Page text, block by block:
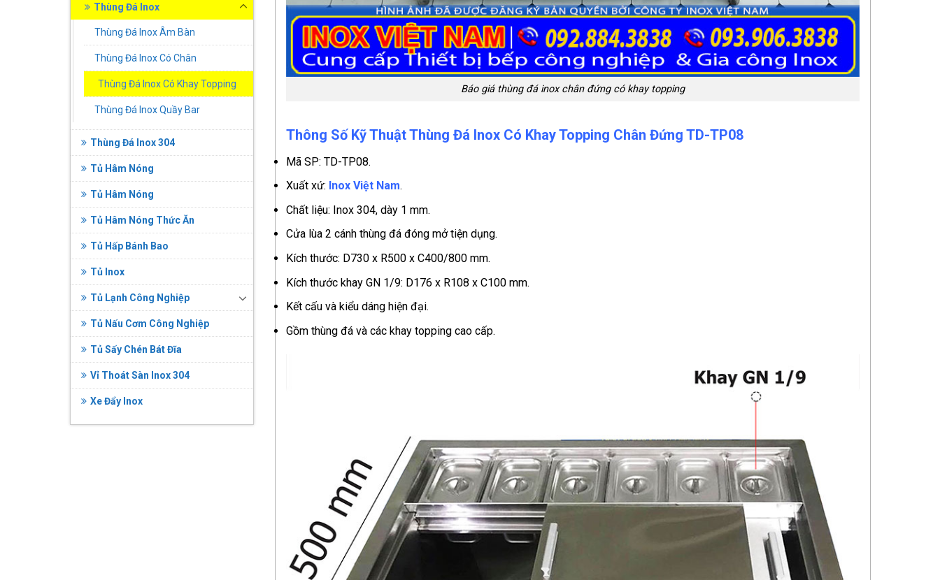
Thùng Đá Inox
Thùng Đá Inox Âm Bàn
Thùng Đá Inox Có Chân
Thùng Đá Inox Có Khay Topping
Thùng Đá Inox Quầy Bar
Thùng Đá Inox 304
Tủ Hâm Nóng
Tủ Hâm Nóng
Tủ Hâm Nóng Thức Ăn
Tủ Hấp Bánh Bao
Tủ Inox
Tủ Lạnh Công Nghiệp
Tủ Nấu Cơm Công Nghiệp
Tủ Sấy Chén Bát Đĩa
Vỉ Thoát Sàn Inox 304
Xe Đẩy Inox
Báo giá thùng đá inox chân đứng có khay topping
Thông Số Kỹ Thuật Thùng Đá Inox Có Khay Topping Chân Đứng TD-TP08
Mã SP: TD-TP08.
Xuất xứ: Inox Việt Nam.
Chất liệu: Inox 304, dày 1 mm.
Cửa lùa 2 cánh thùng đá đóng mở tiện dụng.
Kích thước: D730 x R500 x C400/800 mm.
Kích thước khay GN 1/9: D176 x R108 x C100 mm.
Kết cấu và kiểu dáng hiện đại.
Gồm thùng đá và các khay topping cao cấp.